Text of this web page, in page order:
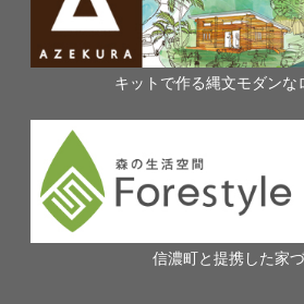
キットで作る縄文モダンな
信濃町と提携した家